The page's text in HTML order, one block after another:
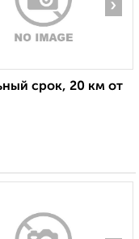
›
срок, 20 км от